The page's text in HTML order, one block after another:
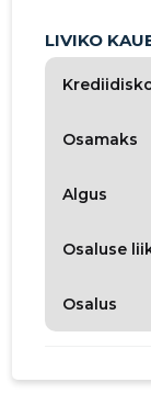
Osamaks
Algus
Osaluse
Osalus